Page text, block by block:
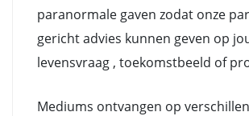
paranormale gaven zodat onze
gericht advies kunnen geven op
levensvraag , toekomstbeeld of
Mediums ontvangen op